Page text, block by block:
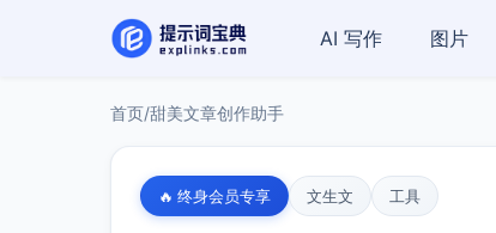
AI 写作 图片
首页/甜美文章创作助手
🔥 终身会员专享 文生文 工具